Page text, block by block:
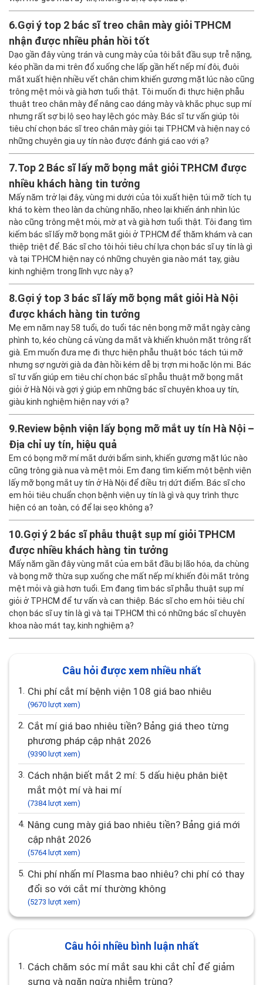
6.Gợi ý top 2 bác sĩ treo chân mày giỏi TPHCM
nhận được nhiều phản hồi tốt
Dạo gần đây vùng trán và cung mày của tôi bắt đầu sụp trễ nặng,
kéo phần da mi trên đổ xuống che lấp gần hết nếp mí đôi, đuôi
mắt xuất hiện nhiều vết chân chim khiến gương mặt lúc nào cũng
trông mệt mỏi và già hơn tuổi thật. Tôi muốn đi thực hiện phẫu
thuật treo chân mày để nâng cao dáng mày và khắc phục sụp mí
nhưng rất sợ bị lộ sẹo hay lệch góc mày. Bác sĩ tư vấn giúp tôi
tiêu chí chọn bác sĩ treo chân mày giỏi tại TP.HCM và hiện nay có
những chuyên gia uy tín nào được đánh giá cao với ạ?
7.Top 2 Bác sĩ lấy mỡ bọng mắt giỏi TP.HCM được
nhiều khách hàng tin tưởng
Mấy năm trở lại đây, vùng mi dưới của tôi xuất hiện túi mỡ tích tụ
khá to kèm theo làn da chùng nhão, nheo lại khiến ánh nhìn lúc
nào cũng trông mệt mỏi, mờ ạt và già hơn tuổi thật. Tôi đang tìm
kiếm bác sĩ lấy mỡ bọng mắt giỏi ở TP.HCM để thăm khám và can
thiệp triệt để. Bác sĩ cho tôi hỏi tiêu chí lựa chọn bác sĩ uy tín là gì
và tại TP.HCM hiện nay có những chuyên gia nào mát tay, giàu
kinh nghiệm trong lĩnh vực này ạ?
8.Gợi ý top 3 bác sĩ lấy mỡ bọng mắt giỏi Hà Nội
được khách hàng tin tưởng
Mẹ em năm nay 58 tuổi, do tuổi tác nên bọng mỡ mắt ngày càng
phình to, kéo chùng cả vùng da mắt và khiến khuôn mặt trông rất
già. Em muốn đưa mẹ đi thực hiện phẫu thuật bóc tách túi mỡ
nhưng sợ người già da đàn hồi kém dễ bị trợn mi hoặc lộn mi. Bác
sĩ tư vấn giúp em tiêu chí chọn bác sĩ phẫu thuật mỡ bọng mắt
giỏi ở Hà Nội và gợi ý giúp em những bác sĩ chuyên khoa uy tín,
giàu kinh nghiệm hiện nay với ạ?
9.Review bệnh viện lấy bọng mỡ mắt uy tín Hà Nội –
Địa chỉ uy tín, hiệu quả
Em có bọng mỡ mí mắt dưới bẩm sinh, khiến gương mặt lúc nào
cũng trông già nua và mệt mỏi. Em đang tìm kiếm một bệnh viện
lấy mỡ bọng mắt uy tín ở Hà Nội để điều trị dứt điểm. Bác sĩ cho
em hỏi tiêu chuẩn chọn bệnh viện uy tín là gì và quy trình thực
hiện có an toàn, có để lại sẹo không ạ?
10.Gợi ý 2 bác sĩ phẫu thuật sụp mí giỏi TPHCM
được nhiều khách hàng tin tưởng
Mấy năm gần đây vùng mắt của em bắt đầu bị lão hóa, da chùng
và bọng mỡ thừa sụp xuống che mất nếp mí khiến đôi mắt trông
mệt mỏi và già hơn tuổi. Em đang tìm bác sĩ phẫu thuật sụp mí
giỏi ở TP.HCM để tư vấn và can thiệp. Bác sĩ cho em hỏi tiêu chí
chọn bác sĩ uy tín là gì và tại TP.HCM thì có những bác sĩ chuyên
khoa nào mát tay, kinh nghiệm ạ?
Câu hỏi được xem nhiều nhất
1. Chi phí cắt mí bệnh viện 108 giá bao nhiêu
(9670 lượt xem)
2. Cắt mí giá bao nhiêu tiền? Bảng giá theo từng
phương pháp cập nhật 2026
(9390 lượt xem)
3. Cách nhận biết mắt 2 mí: 5 dấu hiệu phân biệt
mắt một mí và hai mí
(7384 lượt xem)
4. Nâng cung mày giá bao nhiêu tiền? Bảng giá mới
cập nhật 2026
(5764 lượt xem)
5. Chi phí nhấn mí Plasma bao nhiêu? chi phí có thay
đổi so với cắt mí thường không
(5273 lượt xem)
Câu hỏi nhiều bình luận nhất
1. Cách chăm sóc mí mắt sau khi cắt chỉ để giảm
sưng và ngăn ngừa nhiễm trùng?